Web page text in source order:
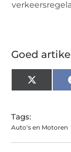
Goed
X
(Twitter)
Tags:
Auto's en Motoren